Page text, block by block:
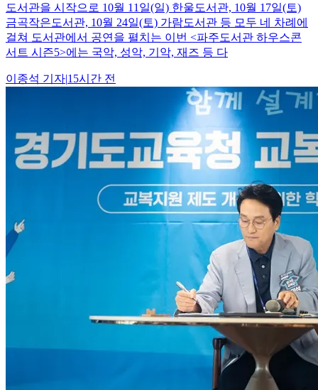
도서관을 시작으로 10월 11일(일) 한울도서관, 10월 17일(토)
금곡작은도서관, 10월 24일(토) 가람도서관 등 모두 네 차례에
걸쳐 도서관에서 공연을 펼치는 이번 <파주도서관 하우스콘
서트 시즌5>에는 국악, 성악, 기악, 재즈 등 다
이종석 기자|15시간 전